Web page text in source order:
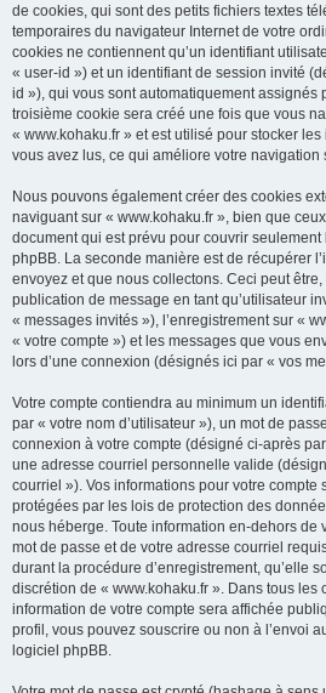
de cookies, qui sont des petits fichiers textes
temporaires du navigateur Internet de votre
cookies ne contiennent qu’un identifiant
« user-id ») et un identifiant de session invité
id »), qui vous sont automatiquement assignés
troisième cookie sera créé une fois que vous
« www.kohaku.fr » et est utilisé pour stocker
vous avez lus, ce qui améliore votre navigation
Nous pouvons également créer des cookies
naviguant sur « www.kohaku.fr », bien que
document qui est prévu pour couvrir
phpBB. La seconde manière est de récupérer
envoyez et que nous collectons. Ceci peut être,
publication de message en tant qu’utilisateur
« messages invités »), l’enregistrement sur «
« votre compte ») et les messages que vous
lors d’une connexion (désignés ici par « vos
Votre compte contiendra au minimum un
par « votre nom d’utilisateur »), un mot de
connexion à votre compte (désigné ci-après
une adresse courriel personnelle valide
courriel »). Vos informations pour votre compte
protégées par les lois de protection des
nous héberge. Toute information en-dehors de
mot de passe et de votre adresse courriel
durant la procédure d’enregistrement, qu’elle
discrétion de « www.kohaku.fr ». Dans tous les
information de votre compte sera affichée
profil, vous pouvez souscrire ou non à l’envoi
logiciel phpBB.